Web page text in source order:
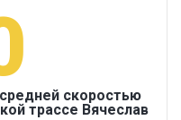
скоростью
трассе Вячеслав